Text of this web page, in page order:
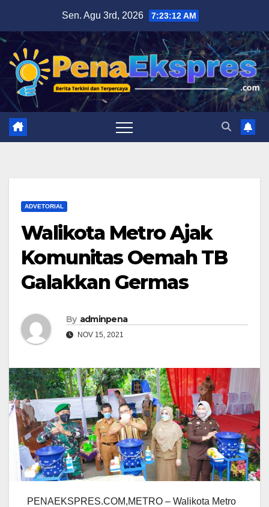
content
Sen. Agu 3rd, 2026 7:23:13 AM
ADVETORIAL
Walikota Metro Ajak
Komunitas Oemah TB
Galakkan Germas
By adminpena
NOV 15, 2021
PENAEKSPRES.COM,METRO – Walikota Metro